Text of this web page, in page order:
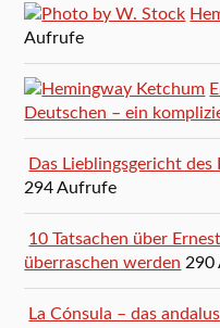
Aufrufe
Deutschen – ein
Das Lieblingsgericht
294 Aufrufe
10 Tatsachen über
überraschen werden 290
La Cónsula – das